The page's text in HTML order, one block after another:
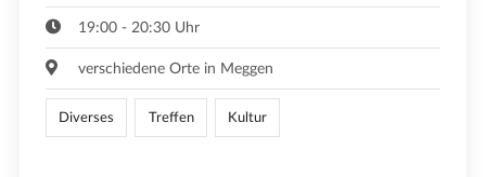
19:00 - 20:30 Uhr
verschiedene Orte in Meggen
Diverses Treffen Kultur